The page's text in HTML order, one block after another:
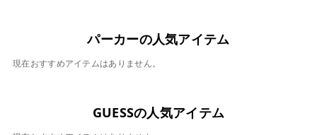
パーカーの人気アイテム
現在おすすめアイテムはありません。
GUESSの人気アイテム